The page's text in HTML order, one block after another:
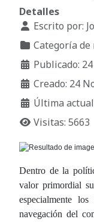
Detalles
Escrito por:
Categoría
Publicado:
Creado: 24
Última
Visitas: 5663
Dentro de la
valor primordial
especialmente
navegación del